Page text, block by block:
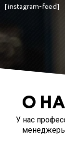
[instagram-feed]
О
У нас
менеджеры